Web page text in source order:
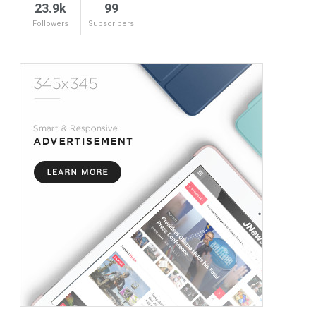
23.9k
Followers
99
Subscribers